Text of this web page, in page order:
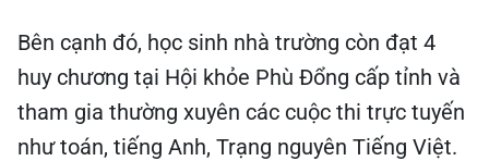
Bên cạnh đó, học sinh nhà trường còn đạt 4
huy chương tại Hội khỏe Phù Đổng cấp tỉnh và
tham gia thường xuyên các cuộc thi trực tuyến
như toán, tiếng Anh, Trạng nguyên Tiếng Việt.